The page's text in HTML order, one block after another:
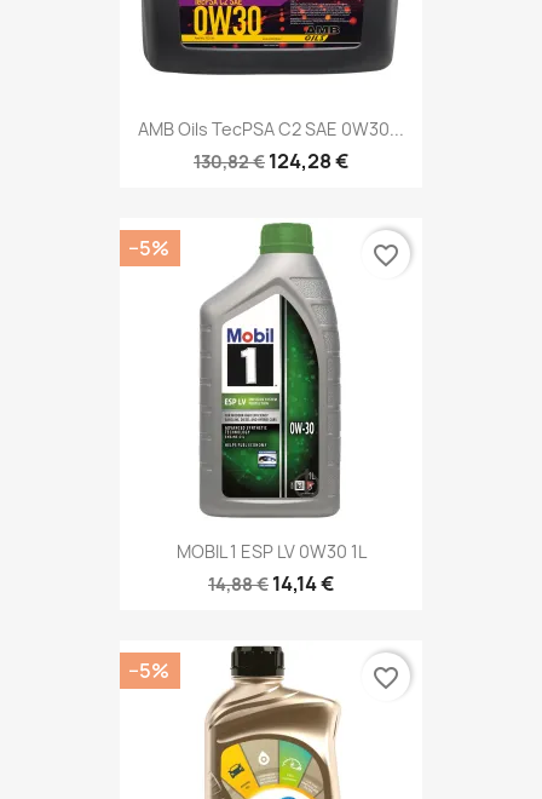
AMB Oils TecPSA C2 SAE 0W30...
130,82 € 124,28 €
MOBIL 1 ESP LV 0W30 1L
14,88 € 14,14 €
−5% favorite_border
−5% favorite_border